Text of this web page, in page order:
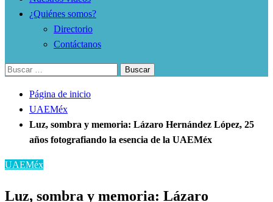
¿Quiénes somos?
Directorio
Contáctanos
Buscar:
Página de inicio
UAEMéx
Luz, sombra y memoria: Lázaro Hernández López, 25
años fotografiando la esencia de la UAEMéx
UAEMéx
Luz, sombra y memoria: Lázaro